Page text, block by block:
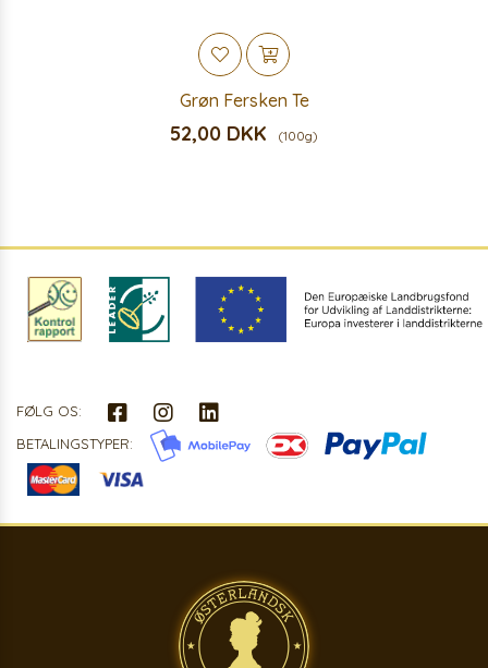
Grøn Fersken Te
52,00 DKK (100g)
FØLG OS:
BETALINGSTYPER: